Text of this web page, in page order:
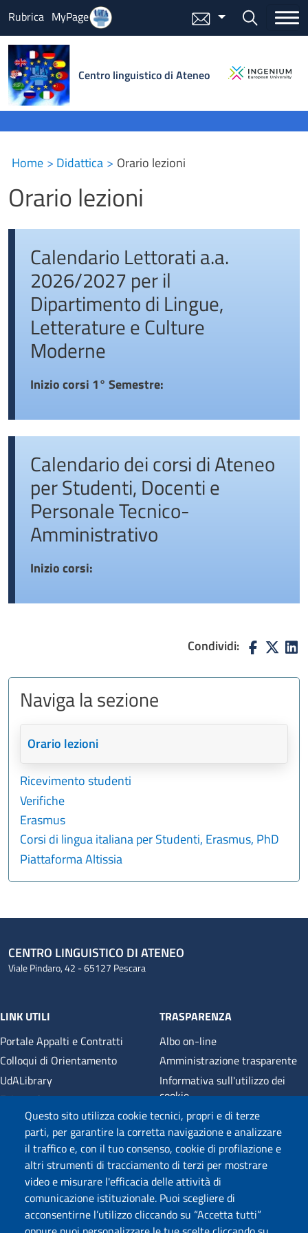
Salta al contenuto principale
Questo sito utilizza cookie tecnici, propri e di terze
parti, per garantire la corretta navigazione e analizzare
il traffico e, con il tuo consenso, cookie di profilazione e
altri strumenti di tracciamento di terzi per mostrare
video e misurare l'efficacia delle attività di
comunicazione istituzionale. Puoi scegliere di
acconsentirne l’utilizzo cliccando su “Accetta tutti”
Rubrica MyPage Menu mail Bottone
Centro linguistico di Ateneo
Home Didattica Orario lezioni
Orario lezioni
Calendario Lettorati a.a.
2026/2027 per il
Dipartimento di Lingue,
Letterature e Culture
Moderne
Inizio corsi 1° Semestre:
Calendario dei corsi di Ateneo
per Studenti, Docenti e
Personale Tecnico-
Amministrativo
Inizio corsi:
Condividi:
Naviga la sezione
Orario lezioni
Ricevimento studenti
Verifiche
Erasmus
Corsi di lingua italiana per Studenti, Erasmus, PhD
Piattaforma Altissia
CENTRO LINGUISTICO DI ATENEO
Viale Pindaro, 42 - 65127 Pescara
LINK UTILI
Portale Appalti e Contratti
Colloqui di Orientamento
UdALibrary
E-Learning
UNIFIND
TRASPARENZA
Albo on-line
Amministrazione trasparente
Informativa sull'utilizzo dei
cookie
Cookie settings
Mappa del sito
Dona il 5 x 1000
Privacy
Relazioni annuali